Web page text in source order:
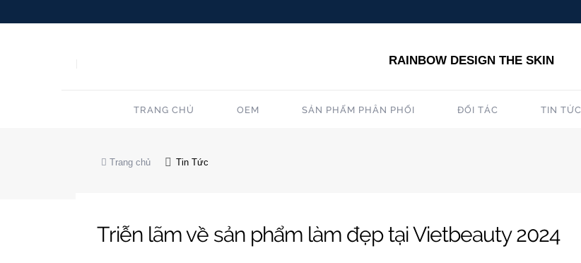
RAINBOW DESIGN THE SKIN
TRANG CHỦ OEM SẢN PHẨM PHÂN PHỐI ĐỐI TÁC TIN TỨC
Trang chủ Tin Tức
Triễn lãm về sản phẩm làm đẹp tại Vietbeauty 2024